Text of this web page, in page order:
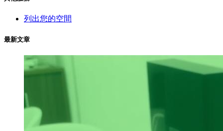
列出您的空間
最新文章